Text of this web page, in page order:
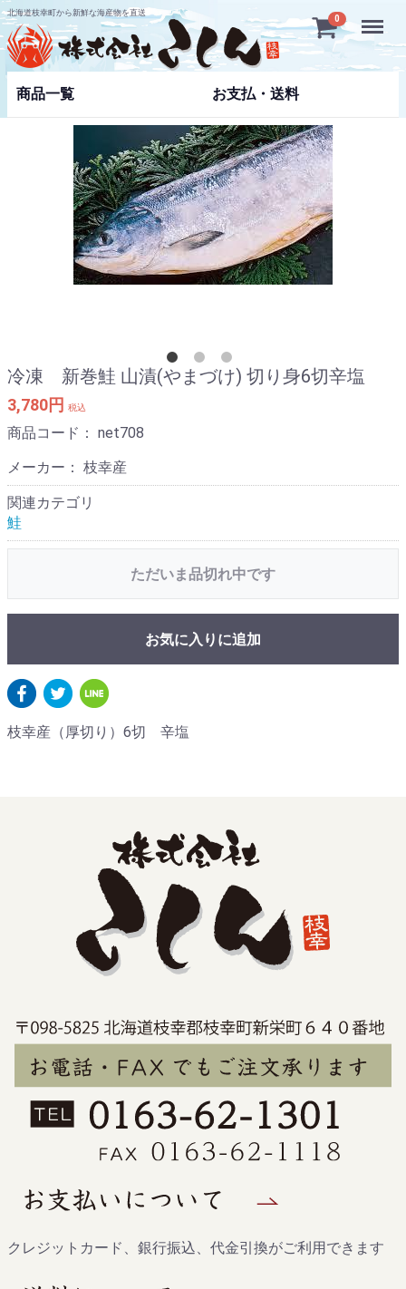
北海道枝幸町から新鮮な海産物を直送
0
商品一覧 お支払・送料
Menu
冷凍 新巻鮭 山漬(やまづけ) 切り身6切辛塩
3,780円 税込
商品コード： net708
メーカー： 枝幸産
関連カテゴリ
鮭
ただいま品切れ中です
お気に入りに追加
枝幸産（厚切り）6切 辛塩
クレジットカード、銀行振込、代金引換がご利用できます